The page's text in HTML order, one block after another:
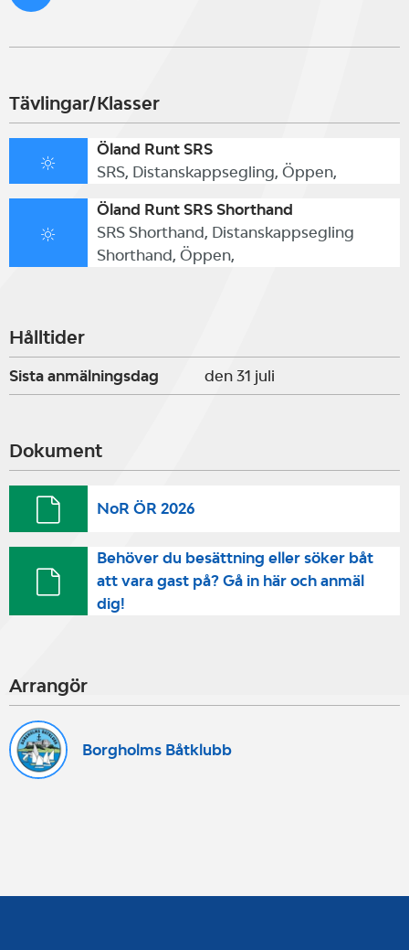
Tävlingar/Klasser
Öland Runt SRS
SRS, Distanskappsegling, Öppen,
Öland Runt SRS Shorthand
SRS Shorthand, Distanskappsegling
Shorthand, Öppen,
Hålltider
Sista anmälningsdag den 31 juli
Dokument
NoR ÖR 2026
Behöver du besättning eller söker båt
att vara gast på? Gå in här och anmäl
dig!
Arrangör
Borgholms Båtklubb